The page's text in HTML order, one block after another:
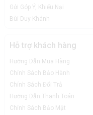
Gửi Góp Ý, Khiếu Nại
Bùi Duy Khánh
Hỗ trợ khách hàng
Hướng Dẫn Mua Hàng
Chính Sách Bảo Hành
Chính Sách Đổi Trả
Hướng Dẫn Thanh Toán
Chính Sách Bảo Mật